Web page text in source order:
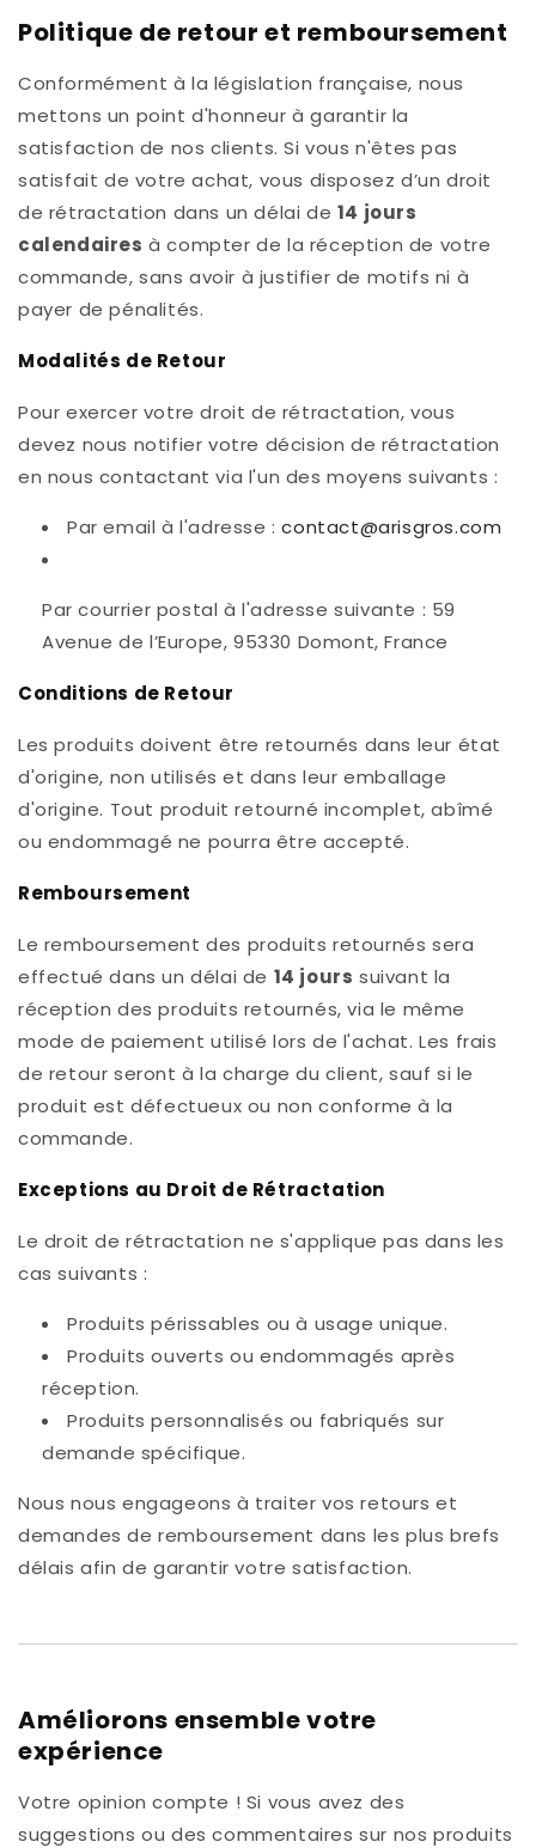
Politique de retour et remboursement
Conformément à la législation française, nous
mettons un point d'honneur à garantir la
satisfaction de nos clients. Si vous n'êtes pas
satisfait de votre achat, vous disposez d’un droit
de rétractation dans un délai de 14 jours
calendaires à compter de la réception de votre
commande, sans avoir à justifier de motifs ni à
payer de pénalités.
Modalités de Retour
Pour exercer votre droit de rétractation, vous
devez nous notifier votre décision de rétractation
en nous contactant via l'un des moyens suivants :
Par email à l'adresse :contact@arisgros.com
Par courrier postal à l'adresse suivante : 59
Avenue de l’Europe, 95330 Domont, France
Conditions de Retour
Les produits doivent être retournés dans leur état
d'origine, non utilisés et dans leur emballage
d'origine. Tout produit retourné incomplet, abîmé
ou endommagé ne pourra être accepté.
Remboursement
Le remboursement des produits retournés sera
effectué dans un délai de 14 jours suivant la
réception des produits retournés, via le même
mode de paiement utilisé lors de l'achat. Les frais
de retour seront à la charge du client, sauf si le
produit est défectueux ou non conforme à la
commande.
Exceptions au Droit de Rétractation
Le droit de rétractation ne s'applique pas dans les
cas suivants :
Produits périssables ou à usage unique.
Produits ouverts ou endommagés après
réception.
Produits personnalisés ou fabriqués sur
demande spécifique.
Nous nous engageons à traiter vos retours et
demandes de remboursement dans les plus brefs
délais afin de garantir votre satisfaction.
Améliorons ensemble votre
expérience
Votre opinion compte ! Si vous avez des
suggestions ou des commentaires sur nos produits